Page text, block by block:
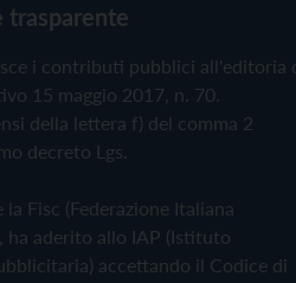
trasparente
i contributi pubblici all'editoria
15 maggio 2017, n. 70.
della lettera f) del comma 2
decreto Lgs.
Fisc (Federazione Italiana
ha aderito allo IAP (Istituto
accettando il Codice di